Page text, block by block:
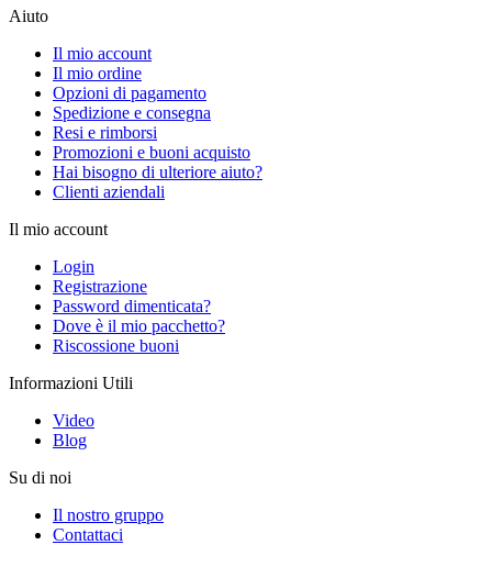
Aiuto
Il mio account
Il mio ordine
Opzioni di pagamento
Spedizione e consegna
Resi e rimborsi
Promozioni e buoni acquisto
Hai bisogno di ulteriore aiuto?
Clienti aziendali
Il mio account
Login
Registrazione
Password dimenticata?
Dove è il mio pacchetto?
Riscossione buoni
Informazioni Utili
Video
Blog
Su di noi
Il nostro gruppo
Contattaci